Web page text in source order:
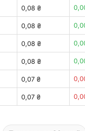
0,12 ₽
0,12 ₽
0,13 ₽
0,13 ₽
0,13 ₽
0,13 ₽
0,08 ₴
0,08 ₴
0,08 ₴
0,08 ₴
0,07 ₴
0,07 ₴